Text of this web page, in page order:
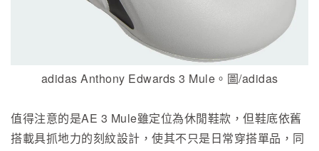
adidas Anthony Edwards 3 Mule。圖/adidas
值得注意的是AE 3 Mule雖定位為休閒鞋款，但鞋底依舊
搭載具抓地力的刻紋設計，使其不只是日常穿搭單品，同